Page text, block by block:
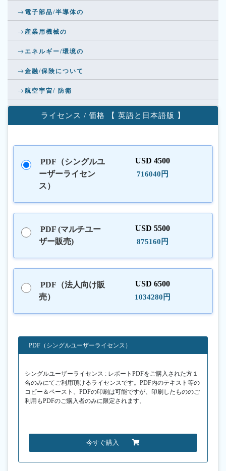
電子部品/半導体の
産業用機械の
エネルギー/環境の
金融/保険について
航空宇宙/ 防衛
ライセンス / 価格 【 英語と日本語版 】
PDF（シングルユ
ーザーライセン
ス）
USD 4500
716040円
PDF (マルチユー
ザー販売)
USD 5500
875160円
PDF（法人向け販
売）
USD 6500
1034280円
PDF（シングルユーザーライセンス）
シングルユーザーライセンス : レポートPDFをご購入された方１
名のみにてご利用頂けるライセンスです。PDF内のテキスト等の
コピー＆ペースト、PDFの印刷は可能ですが、印刷したもののご
利用もPDFのご購入者のみに限定されます。
今すぐ購入